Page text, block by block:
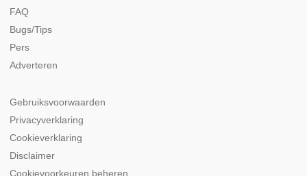
FAQ
Bugs/Tips
Pers
Adverteren
Gebruiksvoorwaarden
Privacyverklaring
Cookieverklaring
Disclaimer
Cookievoorkeuren beheren